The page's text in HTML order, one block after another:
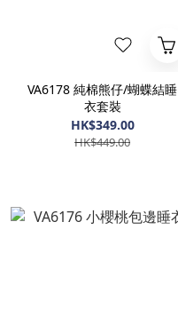
VA6178 純棉熊仔/蝴蝶結睡
衣套裝
HK$349.00
HK$449.00